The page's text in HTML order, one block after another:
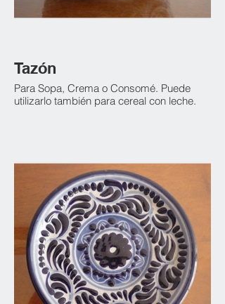
Tazón
Para Sopa, Crema o Consomé. Puede
utilizarlo también para cereal con leche.